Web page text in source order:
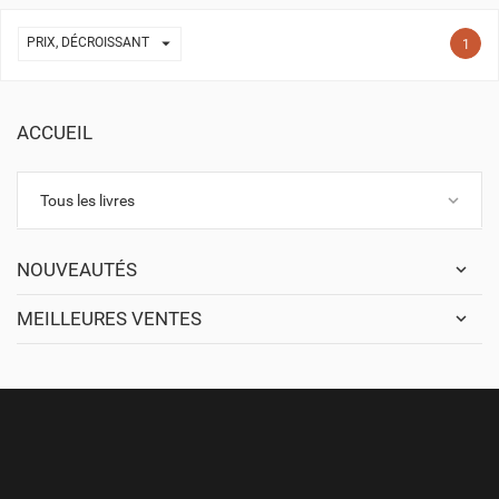
ACCUEIL
Tous les livres keyboard_arrow_down
NOUVEAUTÉS
MEILLEURES VENTES
PRIX, DÉCROISSANT  1